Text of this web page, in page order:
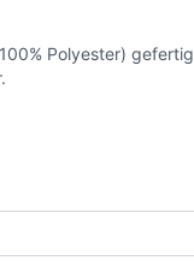
Polyester)